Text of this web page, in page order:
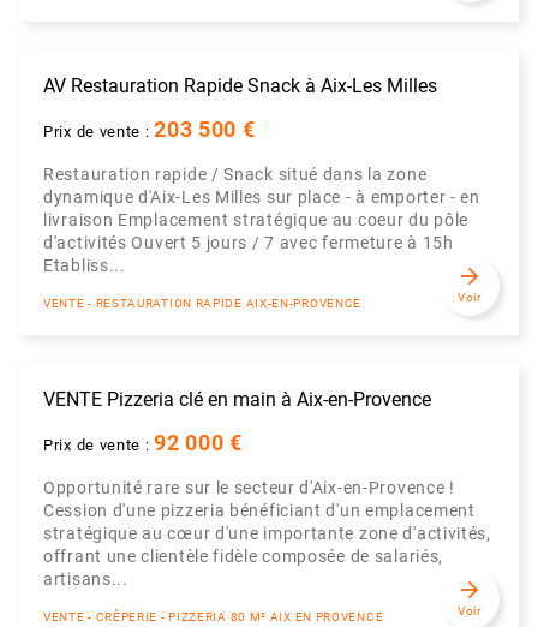
AV Restauration Rapide Snack à Aix-Les Milles
Prix de vente :203 500 €
Restauration rapide / Snack situé dans la zone
dynamique d'Aix-Les Milles sur place - à emporter - en
livraison Emplacement stratégique au coeur du pôle
d'activités Ouvert 5 jours / 7 avec fermeture à 15h
Etabliss...
VENTE - RESTAURATION RAPIDE AIX-EN-PROVENCE
arrow_forward
Voir
VENTE Pizzeria clé en main à Aix-en-Provence
Prix de vente :92 000 €
Opportunité rare sur le secteur d'Aix-en-Provence !
Cession d'une pizzeria bénéficiant d'un emplacement
stratégique au cœur d'une importante zone d'activités,
offrant une clientèle fidèle composée de salariés,
artisans...
VENTE - CRÊPERIE - PIZZERIA 80 M² AIX EN PROVENCE
arrow_forward
Voir